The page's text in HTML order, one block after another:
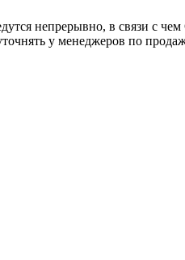
непрерывно, в связи с
у менеджеров по